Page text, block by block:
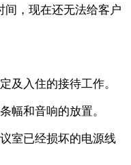
间，现在还无法给客户
及入住的接待工作。
幅和音响的放置。
室已经损坏的电源线